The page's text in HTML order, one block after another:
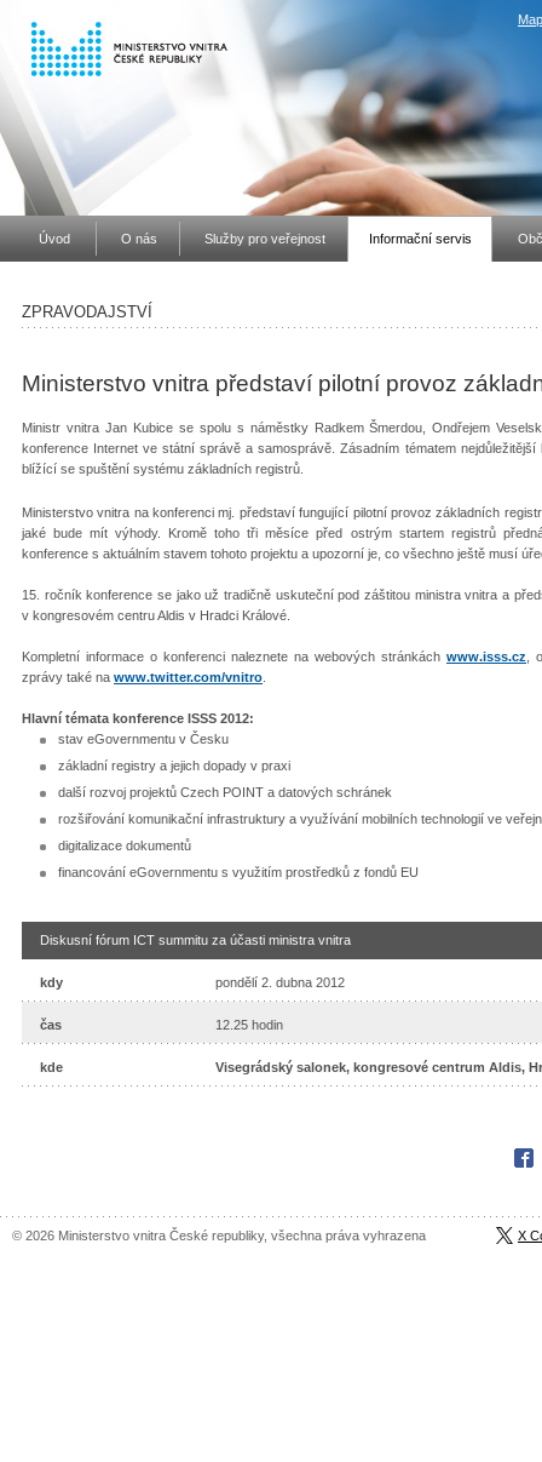
Úvod O nás Služby pro veřejnost Informační servis
ZPRAVODAJSTVÍ
Ministerstvo vnitra představí pilotní provoz
Ministr vnitra Jan Kubice se spolu s náměstky Radkem Šmerdou, Ondřejem
konference Internet ve státní správě a samosprávě. Zásadním tématem
blížící se spuštění systému základních registrů.
Ministerstvo vnitra na konferenci mj. představí fungující pilotní provoz základních
jaké bude mít výhody. Kromě toho tři měsíce před ostrým startem registrů
konference s aktuálním stavem tohoto projektu a upozorní je, co všechno ještě musí
15. ročník konference se jako už tradičně uskuteční pod záštitou ministra vnitra a
v kongresovém centru Aldis v Hradci Králové.
Kompletní informace o konferenci naleznete na webových stránkách www.isss.cz ,
zprávy také na www.twitter.com/vnitro
Hlavní témata konference ISSS 2012:
stav eGovernmentu v Česku
základní registry a jejich dopady v praxi
další rozvoj projektů Czech POINT a datových schránek
rozšiřování komunikační infrastruktury a využívání mobilních technologií ve
digitalizace dokumentů
financování eGovernmentu s využitím prostředků z fondů EU
Diskusní fórum ICT summitu za účasti ministra vnitra
kdy pondělí 2. dubna 2012
čas 12.25 hodin
kde Visegrádský salonek, kongresové centrum Aldis,
© 2026 Ministerstvo vnitra České republiky, všechna práva vyhrazena X